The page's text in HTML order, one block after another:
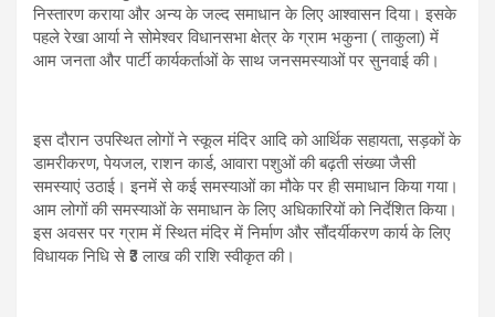
निस्तारण कराया और अन्य के जल्द समाधान के लिए आश्वासन दिया। इसके
पहले रेखा आर्या ने सोमेश्वर विधानसभा क्षेत्र के ग्राम भकुना ( ताकुला) में
आम जनता और पार्टी कार्यकर्ताओं के साथ जनसमस्याओं पर सुनवाई की।
इस दौरान उपस्थित लोगों ने स्कूल मंदिर आदि को आर्थिक सहायता, सड़कों के
डामरीकरण, पेयजल, राशन कार्ड, आवारा पशुओं की बढ़ती संख्या जैसी
समस्याएं उठाई। इनमें से कई समस्याओं का मौके पर ही समाधान किया गया।
आम लोगों की समस्याओं के समाधान के लिए अधिकारियों को निर्देशित किया।
इस अवसर पर ग्राम में स्थित मंदिर में निर्माण और सौंदर्यीकरण कार्य के लिए
विधायक निधि से ₹3 लाख की राशि स्वीकृत की।